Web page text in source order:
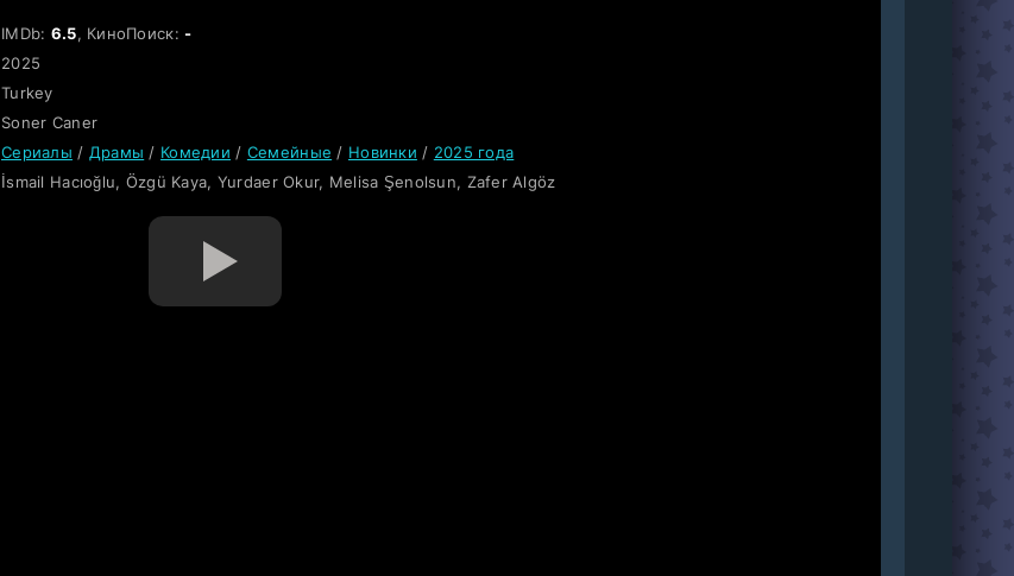
IMDb: 6.5, КиноПоиск:-
2025
Turkey
Soner Caner
Сериалы / Драмы / Комедии / Семейные / Новинки / 2025 года
İsmail Hacıoğlu, Özgü Kaya, Yurdaer Okur, Melisa Şenolsun, Zafer Algöz